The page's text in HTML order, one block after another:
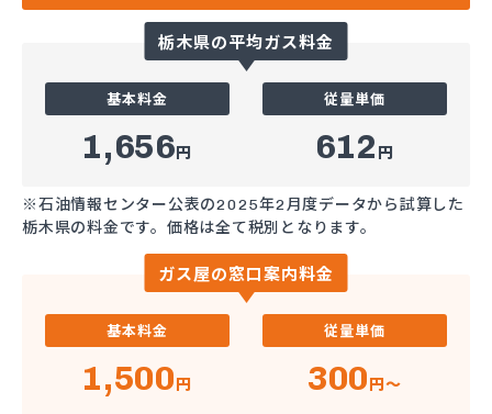
栃木県の平均ガス料金
基本料金
1,656円
従量単価
612 円
※石油情報センター公表の2025年2月度データから試算した
栃木県の料金です。価格は全て税別となります。
ガス屋の窓口案内料金
基本料金
1,500円
従量単価
300円～